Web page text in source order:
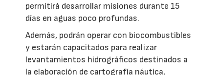
permitirá desarrollar misiones durante 15
días en aguas poco profundas.
Además, podrán operar con biocombustibles
y estarán capacitados para realizar
levantamientos hidrográficos destinados a
la elaboración de cartografía náutica,